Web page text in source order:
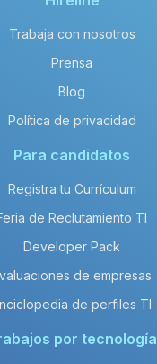
Trabaja con nosotros
Prensa
Blog
Política de privacidad
Para candidatos
Registra tu Currículum
de Reclutamiento TI
Developer Pack
de empresas
de perfiles TI
por tecnología